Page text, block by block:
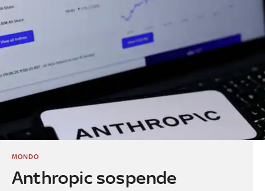
Anthropic sospende
MONDO